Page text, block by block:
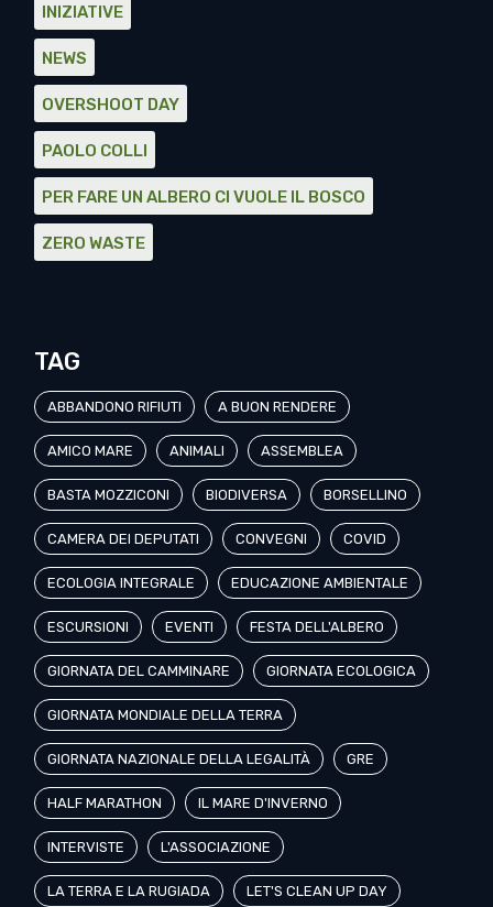
INIZIATIVE
NEWS
OVERSHOOT DAY
PAOLO COLLI
PER FARE UN ALBERO CI VUOLE IL BOSCO
ZERO WASTE
TAG
ABBANDONO RIFIUTI A BUON RENDERE
AMICO MARE ANIMALI ASSEMBLEA
BASTA MOZZICONI BIODIVERSA BORSELLINO
CAMERA DEI DEPUTATI CONVEGNI COVID
ECOLOGIA INTEGRALE EDUCAZIONE AMBIENTALE
ESCURSIONI EVENTI FESTA DELL'ALBERO
GIORNATA DEL CAMMINARE GIORNATA ECOLOGICA
GIORNATA MONDIALE DELLA TERRA
GIORNATA NAZIONALE DELLA LEGALITÀ GRE
HALF MARATHON IL MARE D'INVERNO
INTERVISTE L'ASSOCIAZIONE
LA TERRA E LA RUGIADA LET'S CLEAN UP DAY